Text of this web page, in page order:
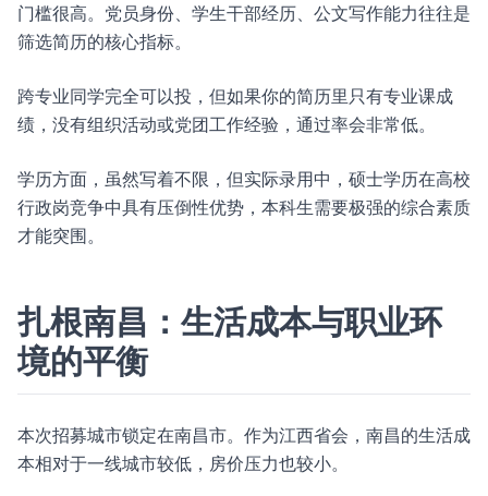
门槛很高。党员身份、学生干部经历、公文写作能力往往是
筛选简历的核心指标。
跨专业同学完全可以投，但如果你的简历里只有专业课成
绩，没有组织活动或党团工作经验，通过率会非常低。
学历方面，虽然写着不限，但实际录用中，硕士学历在高校
行政岗竞争中具有压倒性优势，本科生需要极强的综合素质
才能突围。
扎根南昌：生活成本与职业环
境的平衡
本次招募城市锁定在南昌市。作为江西省会，南昌的生活成
本相对于一线城市较低，房价压力也较小。